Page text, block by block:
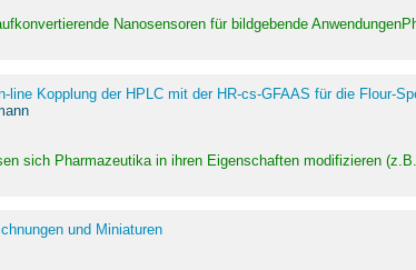
Nanosensoren für bildgebende
line Kopplung der HPLC mit der HR-cs-GFAAS für die Flour-
sich Pharmazeutika in ihren Eigenschaften modifizieren
und Miniaturen